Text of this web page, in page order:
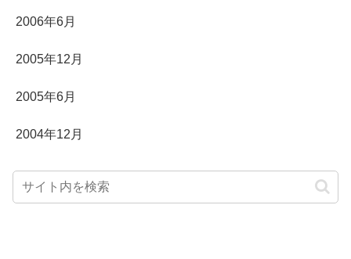
2006年6月
2005年12月
2005年6月
2004年12月